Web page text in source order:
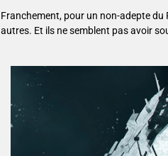
Franchement, pour un non-adepte du
autres. Et ils ne semblent pas avoir